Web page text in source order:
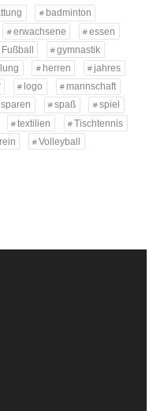
badminton
erwachsene
essen
Fußball
gymnastik
herren
jahres
logo
mannschaft
sparen spaß
spiel
textilien
Tischtennis
Volleyball